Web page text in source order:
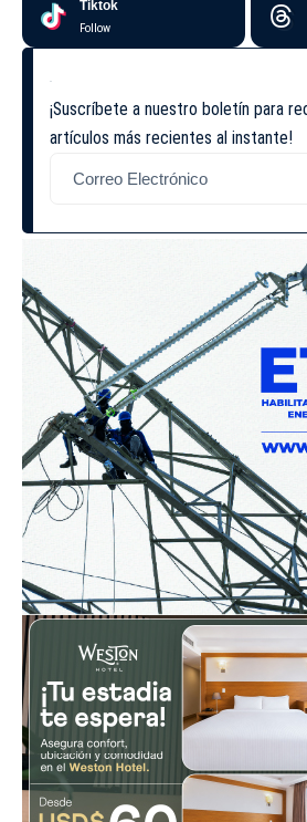
Tiktok
Follow
¡Suscríbete a nuestro boletín para
artículos más recientes al instante!